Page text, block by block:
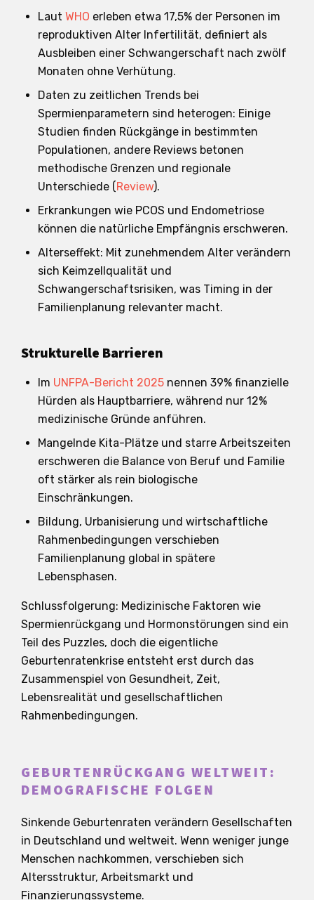
Laut WHO erleben etwa 17,5% der Personen im
reproduktiven Alter Infertilität, definiert als
Ausbleiben einer Schwangerschaft nach zwölf
Monaten ohne Verhütung.
Daten zu zeitlichen Trends bei
Spermienparametern sind heterogen: Einige
Studien finden Rückgänge in bestimmten
Populationen, andere Reviews betonen
methodische Grenzen und regionale
Unterschiede (Review).
Erkrankungen wie PCOS und Endometriose
können die natürliche Empfängnis erschweren.
Alterseffekt: Mit zunehmendem Alter verändern
sich Keimzellqualität und
Schwangerschaftsrisiken, was Timing in der
Familienplanung relevanter macht.
Strukturelle Barrieren
Im UNFPA-Bericht 2025 nennen 39% finanzielle
Hürden als Hauptbarriere, während nur 12%
medizinische Gründe anführen.
Mangelnde Kita-Plätze und starre Arbeitszeiten
erschweren die Balance von Beruf und Familie
oft stärker als rein biologische
Einschränkungen.
Bildung, Urbanisierung und wirtschaftliche
Rahmenbedingungen verschieben
Familienplanung global in spätere
Lebensphasen.
Schlussfolgerung: Medizinische Faktoren wie
Spermienrückgang und Hormonstörungen sind ein
Teil des Puzzles, doch die eigentliche
Geburtenratenkrise entsteht erst durch das
Zusammenspiel von Gesundheit, Zeit,
Lebensrealität und gesellschaftlichen
Rahmenbedingungen.
GEBURTENRÜCKGANG WELTWEIT:
DEMOGRAFISCHE FOLGEN
Sinkende Geburtenraten verändern Gesellschaften
in Deutschland und weltweit. Wenn weniger junge
Menschen nachkommen, verschieben sich
Altersstruktur, Arbeitsmarkt und
Finanzierungssysteme.